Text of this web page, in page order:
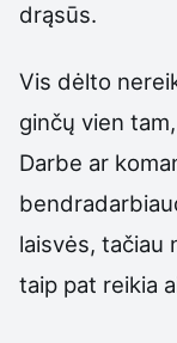
drąsūs.
Vis dėlto
ginčų vien
Darbe ar
laisvės, tačiau
taip pat reikia